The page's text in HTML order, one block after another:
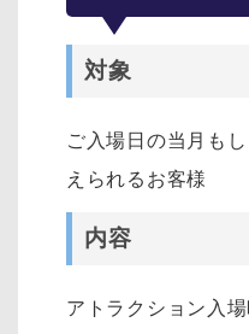
対象
ご入場日の当月も
えられるお客様
内容
アトラクション入